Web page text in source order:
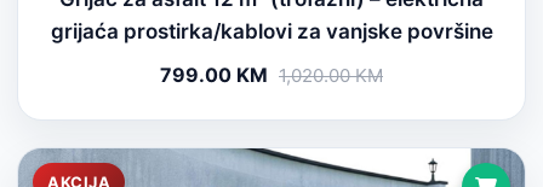
grijaća prostirka/kablovi za vanjske površine
799.00 KM 1,020.00 KM
AKCIJA